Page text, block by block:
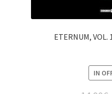
ETERNUM, VOL.
IN